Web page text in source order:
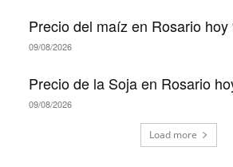
Precio del maíz en Rosario
09/08/2026
Precio de la Soja en Rosario
09/08/2026
Load more